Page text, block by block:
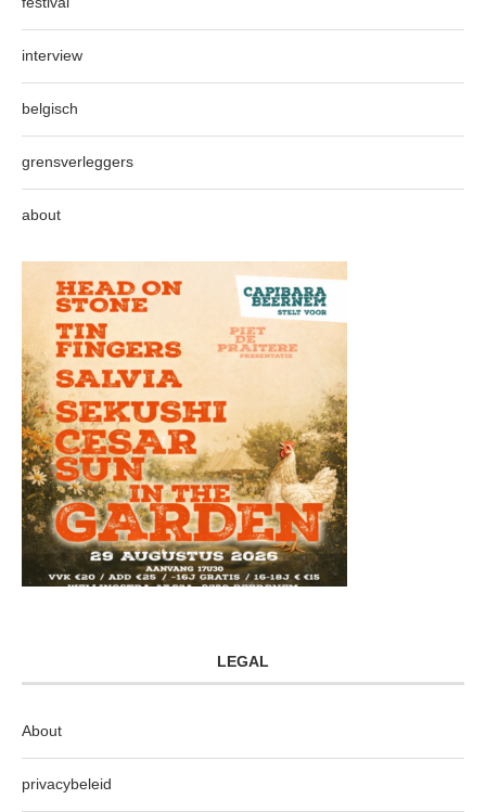
interview
belgisch
grensverleggers
about
LEGAL
About
privacybeleid